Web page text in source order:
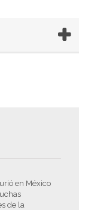
en México
de la